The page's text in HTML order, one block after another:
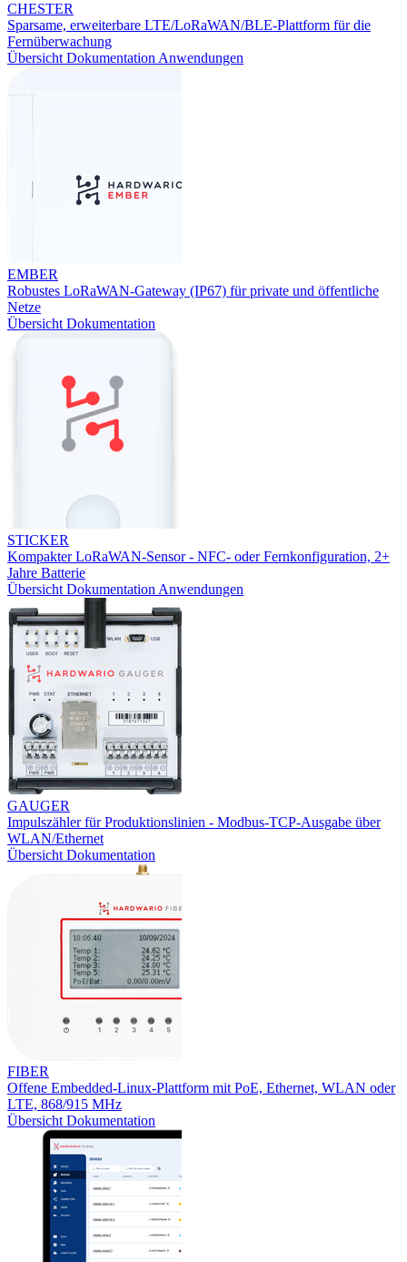
CHESTER
Sparsame, erweiterbare LTE/LoRaWAN/BLE-Plattform für die
Fernüberwachung
Übersicht Dokumentation Anwendungen
EMBER
Robustes LoRaWAN-Gateway (IP67) für private und öffentliche
Netze
Übersicht Dokumentation
STICKER
Kompakter LoRaWAN-Sensor - NFC- oder Fernkonfiguration, 2+
Jahre Batterie
Übersicht Dokumentation Anwendungen
GAUGER
Impulszähler für Produktionslinien - Modbus-TCP-Ausgabe über
WLAN/Ethernet
Übersicht Dokumentation
FIBER
Offene Embedded-Linux-Plattform mit PoE, Ethernet, WLAN oder
LTE, 868/915 MHz
Übersicht Dokumentation